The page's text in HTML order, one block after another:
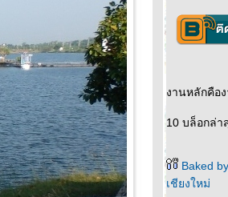
งานหลักคือ
10 บล็อกล่า
Baked
เชียงใหม่